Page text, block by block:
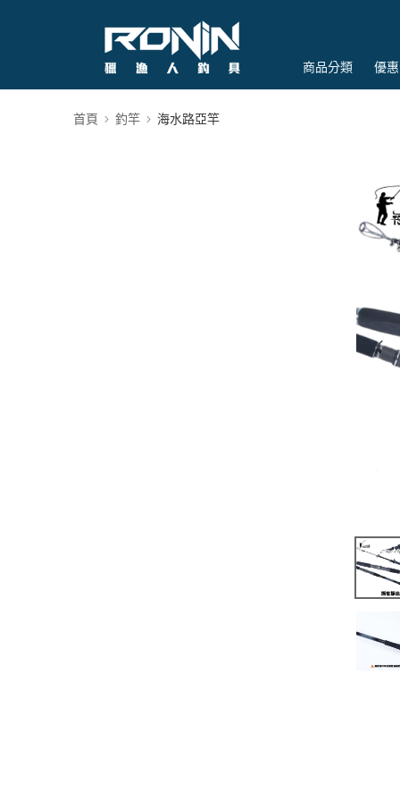
商品分類 優
首頁 釣竿 海水路亞竿